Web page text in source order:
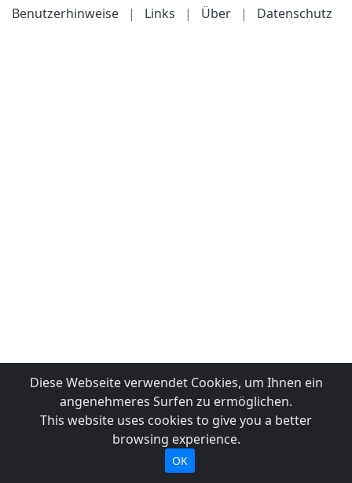
Benutzerhinweise
| Links | Über | Datenschutz
Diese Webseite verwendet Cookies, um Ihnen ein
angenehmeres Surfen zu ermöglichen.
This website uses cookies to give you a better
browsing experience.
OK